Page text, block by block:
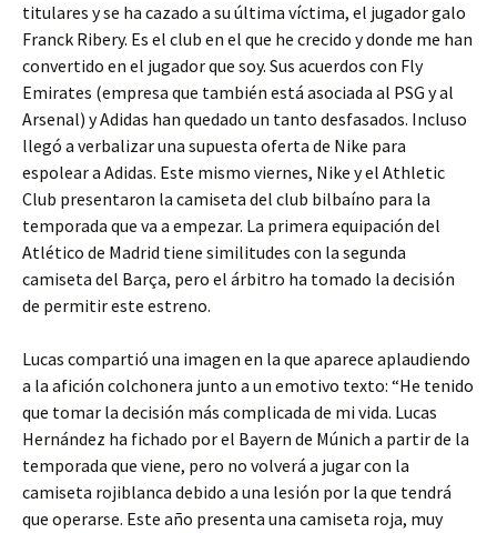
titulares y se ha cazado a su última víctima, el jugador galo
Franck Ribery. Es el club en el que he crecido y donde me han
convertido en el jugador que soy. Sus acuerdos con Fly
Emirates (empresa que también está asociada al PSG y al
Arsenal) y Adidas han quedado un tanto desfasados. Incluso
llegó a verbalizar una supuesta oferta de Nike para
espolear a Adidas. Este mismo viernes, Nike y el Athletic
Club presentaron la camiseta del club bilbaíno para la
temporada que va a empezar. La primera equipación del
Atlético de Madrid tiene similitudes con la segunda
camiseta del Barça, pero el árbitro ha tomado la decisión
de permitir este estreno.
Lucas compartió una imagen en la que aparece aplaudiendo
a la afición colchonera junto a un emotivo texto: “He tenido
que tomar la decisión más complicada de mi vida. Lucas
Hernández ha fichado por el Bayern de Múnich a partir de la
temporada que viene, pero no volverá a jugar con la
camiseta rojiblanca debido a una lesión por la que tendrá
que operarse. Este año presenta una camiseta roja, muy